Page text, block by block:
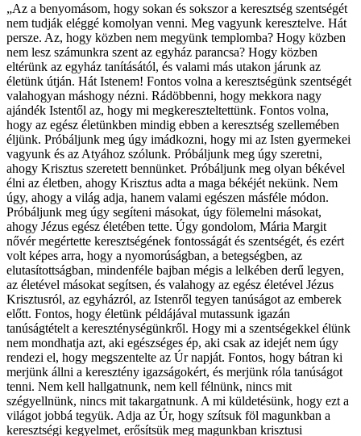
„Az a benyomásom, hogy sokan és sokszor a keresztség szentségét
nem tudják eléggé komolyan venni. Meg vagyunk keresztelve. Hát
persze. Az, hogy közben nem megyünk templomba? Hogy közben
nem lesz számunkra szent az egyház parancsa? Hogy közben
eltérünk az egyház tanításától, és valami más utakon járunk az
életünk útján. Hát Istenem! Fontos volna a keresztségünk szentségét
valahogyan máshogy nézni. Rádöbbenni, hogy mekkora nagy
ajándék Istentől az, hogy mi megkereszteltettünk. Fontos volna,
hogy az egész életünkben mindig ebben a keresztség szellemében
éljünk. Próbáljunk meg úgy imádkozni, hogy mi az Isten gyermekei
vagyunk és az Atyához szólunk. Próbáljunk meg úgy szeretni,
ahogy Krisztus szeretett bennünket. Próbáljunk meg olyan békével
élni az életben, ahogy Krisztus adta a maga békéjét nekünk. Nem
úgy, ahogy a világ adja, hanem valami egészen másféle módon.
Próbáljunk meg úgy segíteni másokat, úgy fölemelni másokat,
ahogy Jézus egész életében tette. Úgy gondolom, Mária Margit
nővér megértette keresztségének fontosságát és szentségét, és ezért
volt képes arra, hogy a nyomorúságban, a betegségben, az
elutasítottságban, mindenféle bajban mégis a lelkében derű legyen,
az életével másokat segítsen, és valahogy az egész életével Jézus
Krisztusról, az egyházról, az Istenről tegyen tanúságot az emberek
előtt. Fontos, hogy életünk példájával mutassunk igazán
tanúságtételt a kereszténységünkről. Hogy mi a szentségekkel élünk
nem mondhatja azt, aki egészséges ép, aki csak az idejét nem úgy
rendezi el, hogy megszentelte az Úr napját. Fontos, hogy bátran ki
merjünk állni a keresztény igazságokért, és merjünk róla tanúságot
tenni. Nem kell hallgatnunk, nem kell félnünk, nincs mit
szégyellnünk, nincs mit takargatnunk. A mi küldetésünk, hogy ezt a
világot jobbá tegyük. Adja az Úr, hogy szítsuk föl magunkban a
keresztségi kegyelmet, erősítsük meg magunkban krisztusi